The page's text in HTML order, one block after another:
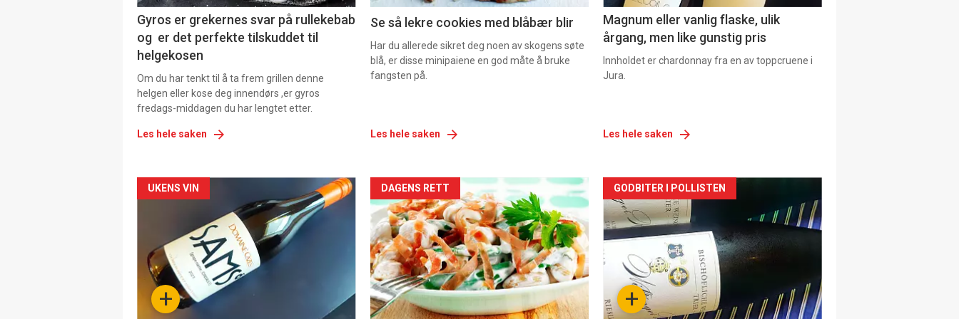
Gyros er grekernes svar på rullekebab
og er det perfekte tilskuddet til
helgekosen
Om du har tenkt til å ta frem grillen denne
helgen eller kose deg innendørs ,er gyros
fredags-middagen du har lengtet etter.
Les hele saken
Se så lekre cookies med blåbær blir
Har du allerede sikret deg noen av skogens søte
blå, er disse minipaiene en god måte å bruke
fangsten på.
Les hele saken
Magnum eller vanlig flaske, ulik
årgang, men like gunstig pris
Innholdet er chardonnay fra en av toppcruene i
Jura.
Les hele saken
Forsiden
akkurat
nå
-
+
UKENS VIN
Forsiden
akkurat
nå
-
5
DAGENS RETT
Forsiden
akkurat
nå
6 +
GODBITER I POLLISTEN